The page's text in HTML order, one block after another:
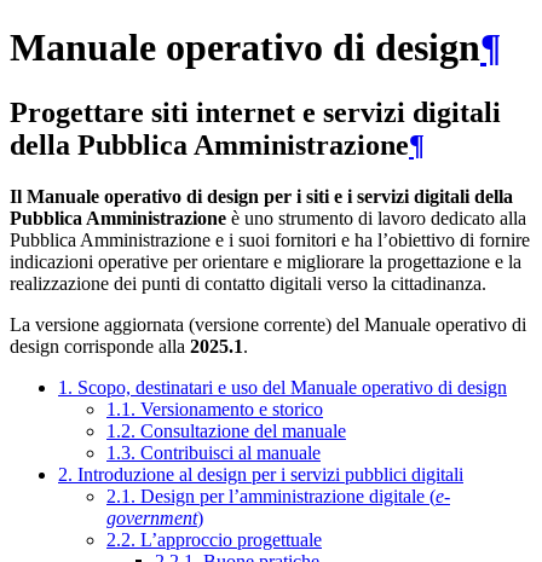
Manuale operativo di design¶
Progettare siti internet e servizi digitali
della Pubblica Amministrazione¶
Il Manuale operativo di design per i siti e i servizi digitali della
Pubblica Amministrazione è uno strumento di lavoro dedicato alla
Pubblica Amministrazione e i suoi fornitori e ha l’obiettivo di fornire
indicazioni operative per orientare e migliorare la progettazione e la
realizzazione dei punti di contatto digitali verso la cittadinanza.
La versione aggiornata (versione corrente) del Manuale operativo di
design corrisponde alla 2025.1.
1. Scopo, destinatari e uso del Manuale operativo di design
1.1. Versionamento e storico
1.2. Consultazione del manuale
1.3. Contribuisci al manuale
2. Introduzione al design per i servizi pubblici digitali
2.1. Design per l’amministrazione digitale (e-
government)
2.2. L’approccio progettuale